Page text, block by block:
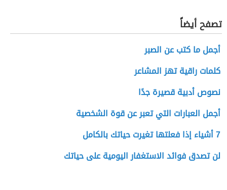
تصفح أيضاً
أجمل ما كتب عن الصبر
كلمات راقية تهز المشاعر
نصوص أدبية قصيرة جدًا
أجمل العبارات التي تعبر عن قوة الشخصية
7 أشياء إذا فعلتها تغيرت حياتك بالكامل
لن تصدق فوائد الاستغفار اليومية على حياتك